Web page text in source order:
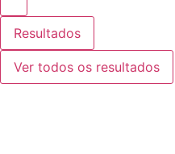
Resultados
Ver todos os resultados